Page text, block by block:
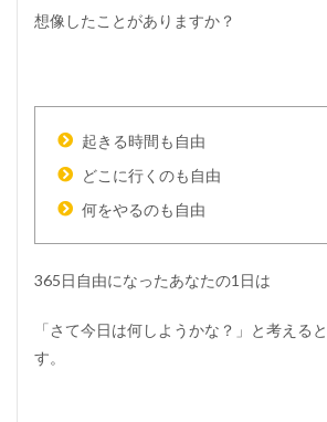
想像したことがありますか？
起きる時間も自由
どこに行くのも自由
何をやるのも自由
365日自由になったあなたの1日は
「さて今日は何しようかな？」と考える
す。